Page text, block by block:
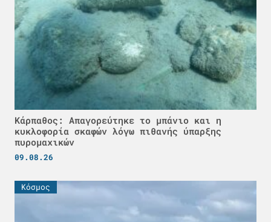
Κάρπαθος: Απαγορεύτηκε το μπάνιο και η
κυκλοφορία σκαφών λόγω πιθανής ύπαρξης
πυρομαχικών
09.08.26
Κόσμος